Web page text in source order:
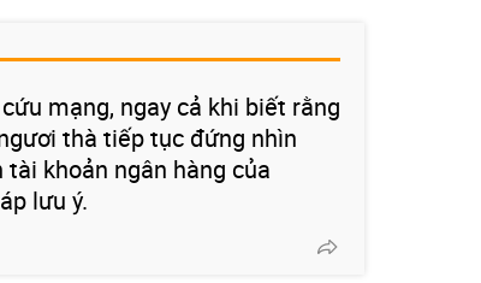
mạng, ngay cả khi biết rằng
thà tiếp tục đứng nhìn
khoản ngân hàng của
lưu ý.